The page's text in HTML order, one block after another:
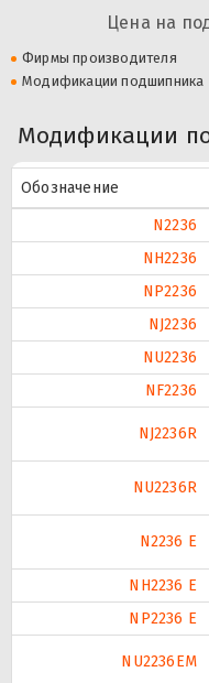
Цена на
Фирмы производителя
Модификации подшипника
Модификации
Обозначение
N2236
NH2236
NP2236
NJ2236
NU2236
NF2236
NJ2236R
NU2236R
N2236 E
NH2236 E
NP2236 E
NU2236EM